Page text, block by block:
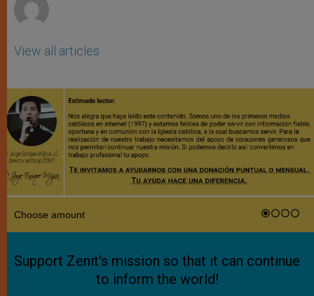
View all articles